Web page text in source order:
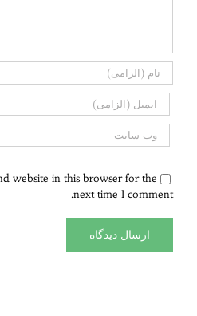
website in this browser for the
next time I comment.